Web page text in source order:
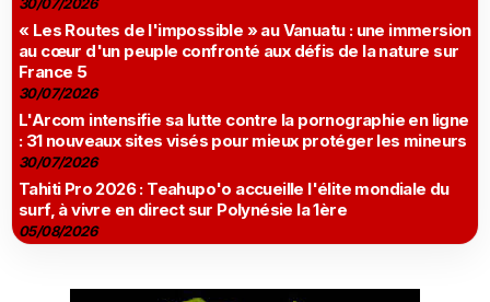
« Les Routes de l'impossible » au Vanuatu : une immersion
au cœur d'un peuple confronté aux défis de la nature sur
France 5
30/07/2026
L'Arcom intensifie sa lutte contre la pornographie en ligne
: 31 nouveaux sites visés pour mieux protéger les mineurs
30/07/2026
Tahiti Pro 2026 : Teahupo'o accueille l'élite mondiale du
surf, à vivre en direct sur Polynésie la 1ère
05/08/2026